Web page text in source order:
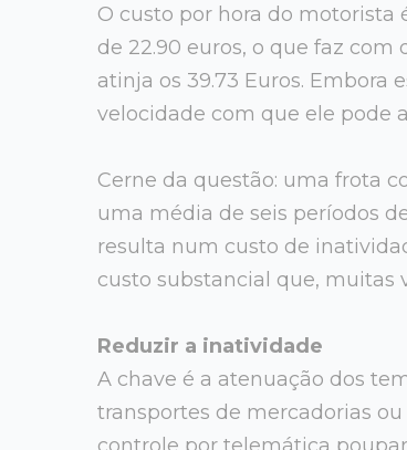
O custo por hora do motorista
de 22.90 euros, o que faz
atinja os 39.73 Euros. Embora
velocidade com que ele pode
Cerne da questão: uma frota
uma média de seis períodos
resulta num custo de
custo substancial que, muitas
Reduzir a inatividade
A chave é a atenuação dos
transportes de mercadorias